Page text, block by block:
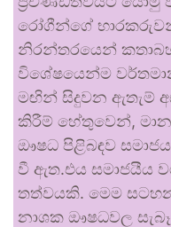
රෝගීන්ගේ
නිරන්තරයෙන්
විශේෂයෙන්ම
මඟින් සිදුවන ඇතැම්
කිරීම් හේතුවෙන්,
ඖෂධ පිළිබඳව
වී ඇත.එය සමාජයීය
තත්වයකි. මෙම
නාශක ඖෂධවල සැබෑ